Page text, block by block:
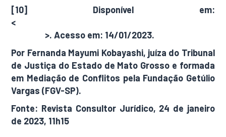
[10] Disponível em:
<
>. Acesso em: 14/01/2023.
Por Fernanda Mayumi Kobayashi, juíza do Tribunal
de Justiça do Estado de Mato Grosso e formada
em Mediação de Conflitos pela Fundação Getúlio
Vargas (FGV-SP).
Fonte: Revista Consultor Jurídico, 24 de janeiro
de 2023, 11h15